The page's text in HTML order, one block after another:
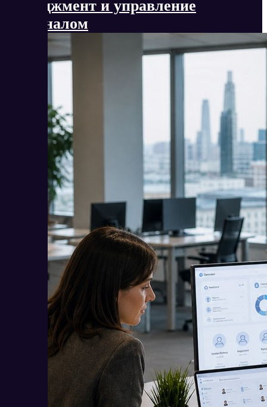
Менеджмент и управление
персоналом